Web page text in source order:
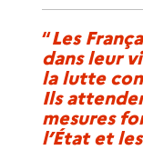
Les
dans leur
la lutte
Ils
mesures
l’État et